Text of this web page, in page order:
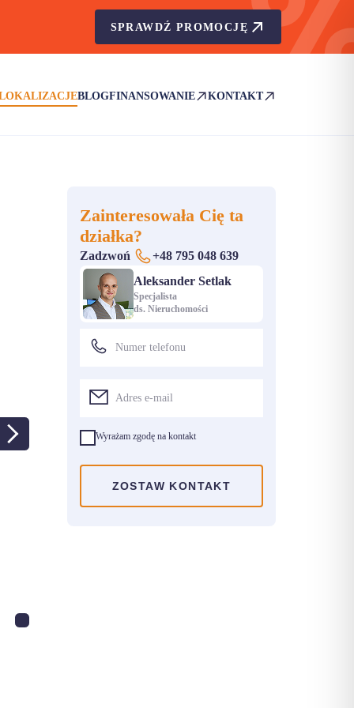
SPRAWDŹ PROMOCJĘ
BLOGFINANSOWANIE
(OTWIERA SIĘ W NOWEJ KARCIE)
KONTAKT
(OTWIERA SIĘ W NOWEJ
Zainteresowała Cię ta
działka?
Zadzwoń
+48 795 048 639
Aleksander Setlak
Specjalista
ds. Nieruchomości
Wyrażam zgodę na kontakt